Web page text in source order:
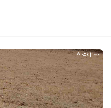
합격이"~~